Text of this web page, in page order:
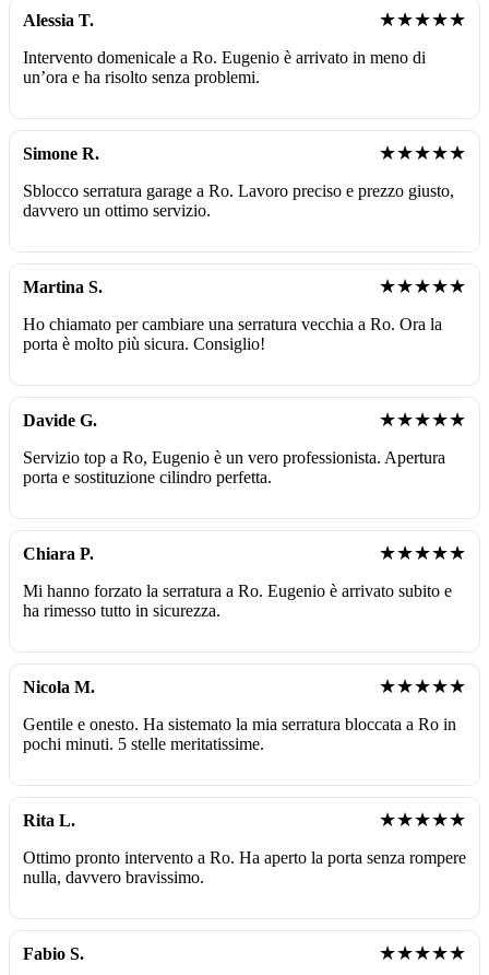
Alessia T. ★★★★★
Intervento domenicale a Ro. Eugenio è arrivato in meno di
un’ora e ha risolto senza problemi.
Simone R. ★★★★★
Sblocco serratura garage a Ro. Lavoro preciso e prezzo giusto,
davvero un ottimo servizio.
Martina S. ★★★★★
Ho chiamato per cambiare una serratura vecchia a Ro. Ora la
porta è molto più sicura. Consiglio!
Davide G. ★★★★★
Servizio top a Ro, Eugenio è un vero professionista. Apertura
porta e sostituzione cilindro perfetta.
Chiara P. ★★★★★
Mi hanno forzato la serratura a Ro. Eugenio è arrivato subito e
ha rimesso tutto in sicurezza.
Nicola M. ★★★★★
Gentile e onesto. Ha sistemato la mia serratura bloccata a Ro in
pochi minuti. 5 stelle meritatissime.
Rita L. ★★★★★
Ottimo pronto intervento a Ro. Ha aperto la porta senza rompere
nulla, davvero bravissimo.
Fabio S. ★★★★★